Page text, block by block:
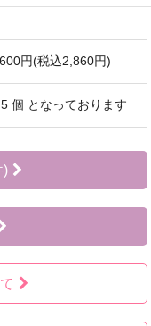
円(税込2,860円)
個 となっております
)